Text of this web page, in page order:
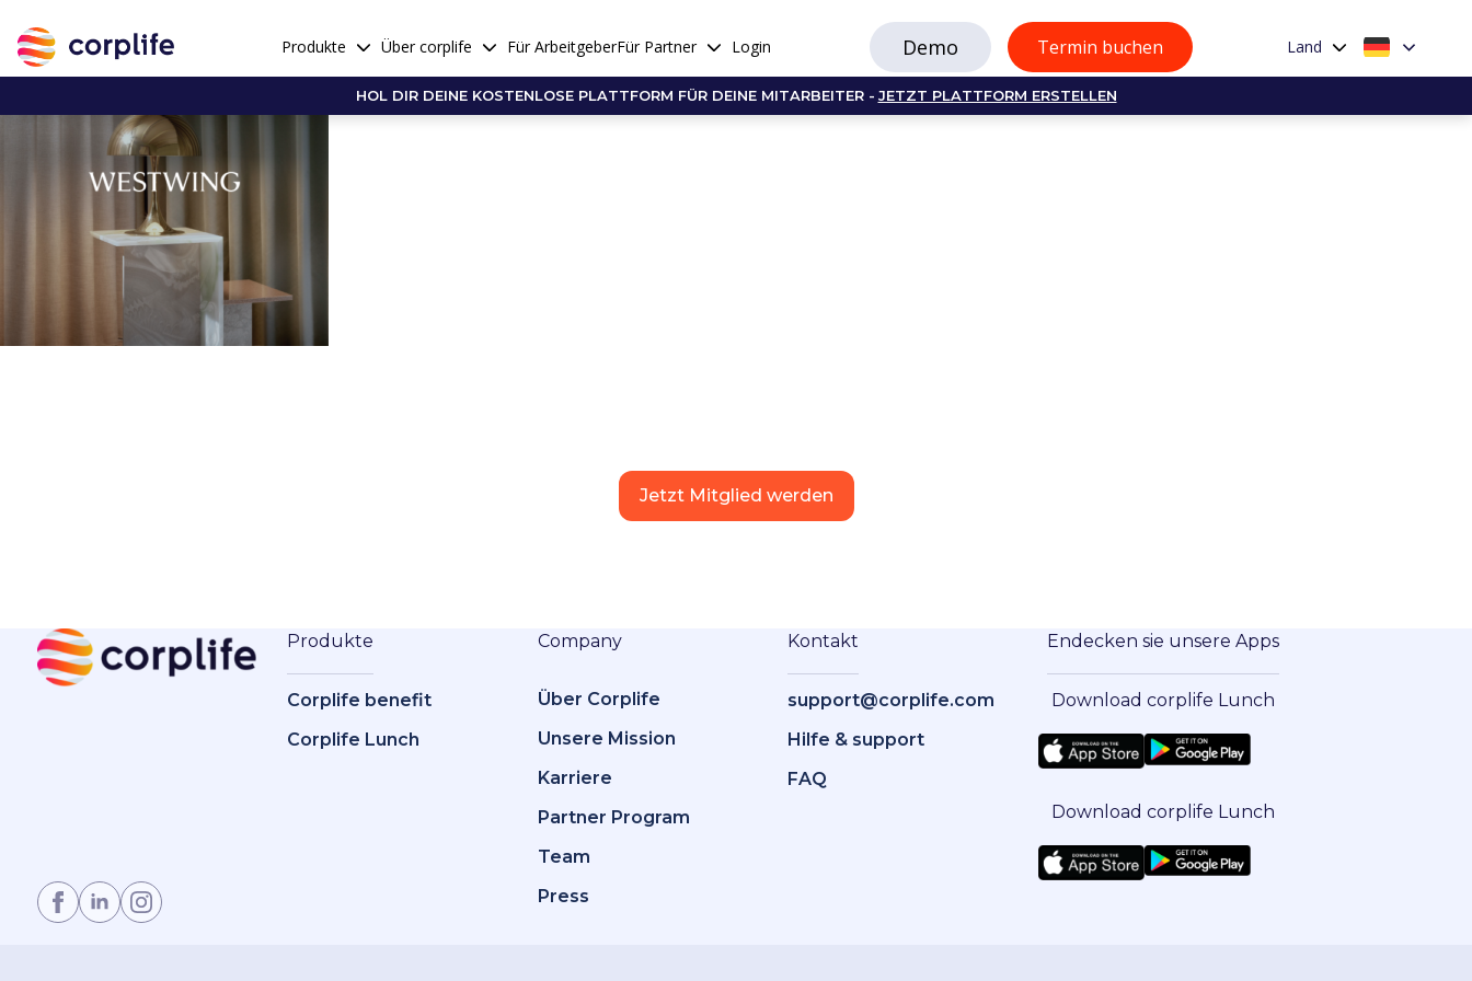
Produkte Über corplife Für ArbeitgeberFür Partner Login Demo Termin buchen Land
HOL DIR DEINE KOSTENLOSE PLATTFORM FÜR DEINE MITARBEITER - JETZT PLATTFORM ERSTELLEN
Jetzt Mitglied werden
Produkte
Corplife benefit
Corplife Lunch
Company
Über Corplife
Unsere Mission
Karriere
Partner Program
Team
Press
Kontakt
support@corplife.com
Hilfe & support
FAQ
Endecken sie unsere Apps
Download corplife Lunch
Download corplife Lunch